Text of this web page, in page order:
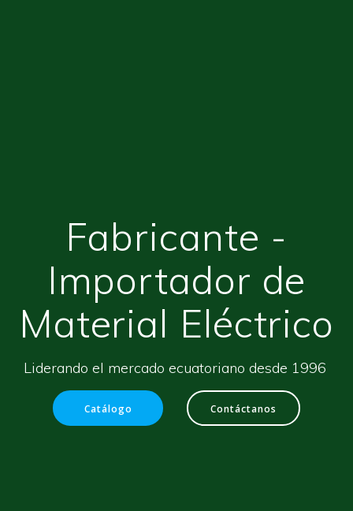
Fabricante -
Importador de
Material Eléctrico
Liderando el mercado ecuatoriano desde 1996
Catálogo Contáctanos